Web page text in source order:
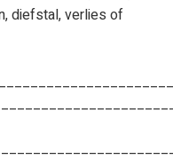
diefstal, verlies of